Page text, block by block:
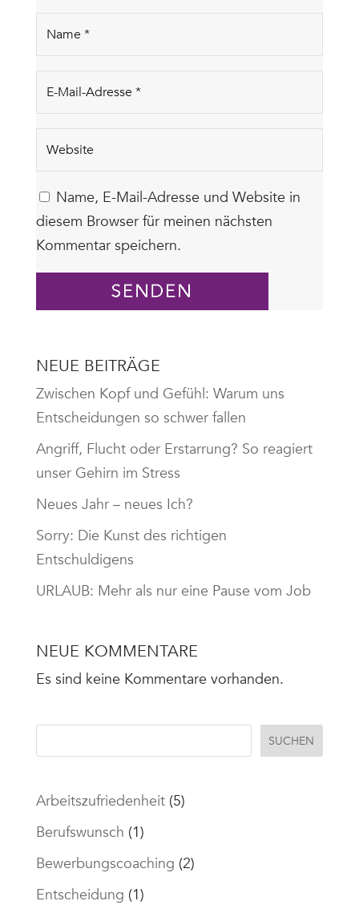
Name, E-Mail-Adresse und Website in
diesem Browser für meinen nächsten
Kommentar speichern.
KOMMENTAR ABSENDEN
NEUE BEITRÄGE
Zwischen Kopf und Gefühl: Warum uns
Entscheidungen so schwer fallen
Angriff, Flucht oder Erstarrung? So reagiert
unser Gehirn im Stress
Neues Jahr – neues Ich?
Sorry: Die Kunst des richtigen
Entschuldigens
URLAUB: Mehr als nur eine Pause vom Job
NEUE KOMMENTARE
Es sind keine Kommentare vorhanden.
SUCHEN
Arbeitszufriedenheit(5)
Berufswunsch (1)
Bewerbungscoaching (2)
Entscheidung (1)